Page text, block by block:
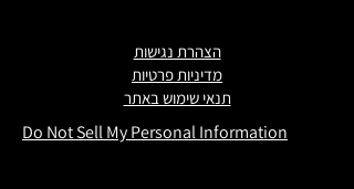
הצהרת נגישות
מדיניות פרטיות
תנאי שימוש באתר
Do Not Sell My Personal Information